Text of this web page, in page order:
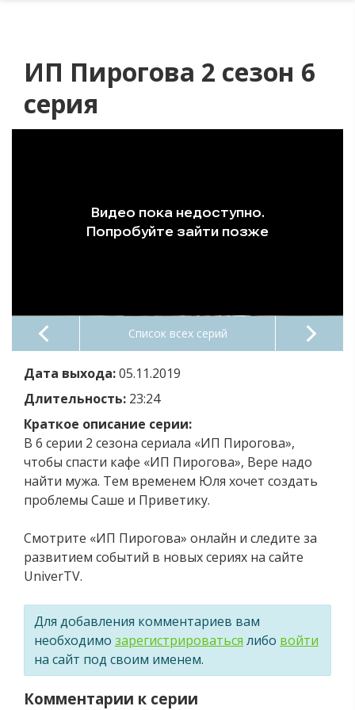
ИП Пирогова 2 сезон 6
серия
Список всех серий
Дата выхода:05.11.2019
Длительность: 23:24
Краткое описание серии:
В 6 серии 2 сезона сериала «ИП Пирогова»,
чтобы спасти кафе «ИП Пирогова», Вере надо
найти мужа. Тем временем Юля хочет создать
проблемы Саше и Приветику.
Смотрите «ИП Пирогова» онлайн и следите за
развитием событий в новых сериях на сайте
UniverTV.
Для добавления комментариев вам
необходимо зарегистрироваться либо войти
на сайт под своим именем.
Комментарии к серии